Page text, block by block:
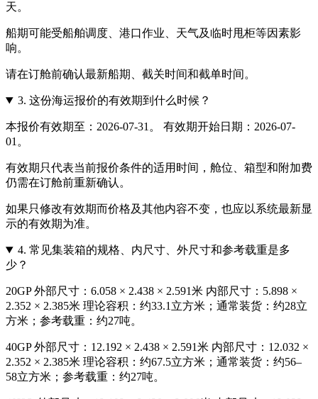
天。
船期可能受船舶调度、港口作业、天气及临时甩柜等因素影
响。
请在订舱前确认最新船期、截关时间和截单时间。
3. 这份海运报价的有效期到什么时候？
本报价有效期至：2026-07-31。 有效期开始日期：2026-07-
01。
有效期只代表当前报价条件的适用时间，舱位、箱型和附加费
仍需在订舱前重新确认。
如果只修改有效期而价格及其他内容不变，也应以系统最新显
示的有效期为准。
4. 常见集装箱的规格、内尺寸、外尺寸和参考载重是多
少？
20GP 外部尺寸：6.058 × 2.438 × 2.591米 内部尺寸：5.898 ×
2.352 × 2.385米 理论容积：约33.1立方米；通常装货：约28立
方米；参考载重：约27吨。
40GP 外部尺寸：12.192 × 2.438 × 2.591米 内部尺寸：12.032 ×
2.352 × 2.385米 理论容积：约67.5立方米；通常装货：约56–
58立方米；参考载重：约27吨。